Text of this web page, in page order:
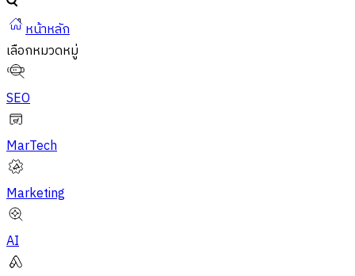
หน้าหลัก
เลือกหมวดหมู่
SEO
MarTech
Marketing
AI